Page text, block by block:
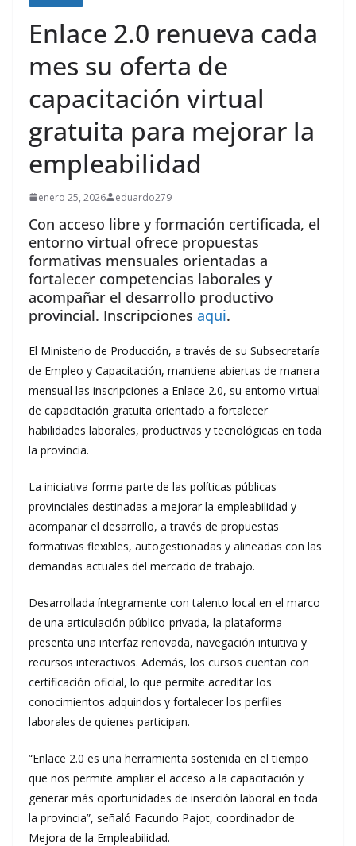
Enlace 2.0 renueva cada
mes su oferta de
capacitación virtual
gratuita para mejorar la
empleabilidad
enero 25, 2026 eduardo279
Con acceso libre y formación certificada, el
entorno virtual ofrece propuestas
formativas mensuales orientadas a
fortalecer competencias laborales y
acompañar el desarrollo productivo
provincial. Inscripciones aqui.
El Ministerio de Producción, a través de su Subsecretaría
de Empleo y Capacitación, mantiene abiertas de manera
mensual las inscripciones a Enlace 2.0, su entorno virtual
de capacitación gratuita orientado a fortalecer
habilidades laborales, productivas y tecnológicas en toda
la provincia.
La iniciativa forma parte de las políticas públicas
provinciales destinadas a mejorar la empleabilidad y
acompañar el desarrollo, a través de propuestas
formativas flexibles, autogestionadas y alineadas con las
demandas actuales del mercado de trabajo.
Desarrollada íntegramente con talento local en el marco
de una articulación público-privada, la plataforma
presenta una interfaz renovada, navegación intuitiva y
recursos interactivos. Además, los cursos cuentan con
certificación oficial, lo que permite acreditar los
conocimientos adquiridos y fortalecer los perfiles
laborales de quienes participan.
“Enlace 2.0 es una herramienta sostenida en el tiempo
que nos permite ampliar el acceso a la capacitación y
generar más oportunidades de inserción laboral en toda
la provincia”, señaló Facundo Pajot, coordinador de
Mejora de la Empleabilidad.